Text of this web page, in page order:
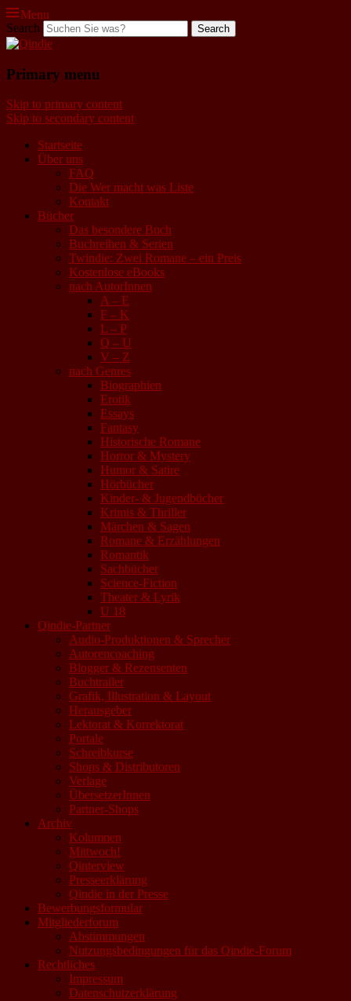
Menu
Qindie
Search
Primary menu
Skip to primary content
Skip to secondary content
Startseite
Über uns
FAQ
Die Wer macht was Liste
Kontakt
Bücher
Das besondere Buch
Buchreihen & Serien
Twindie: Zwei Romane – ein Preis
Kostenlose eBooks
nach AutorInnen
A – E
F – K
L – P
Q – U
V – Z
nach Genres
Biographien
Erotik
Essays
Fantasy
Historische Romane
Horror & Mystery
Humor & Satire
Hörbücher
Kinder- & Jugendbücher
Krimis & Thriller
Märchen & Sagen
Romane & Erzählungen
Romantik
Sachbücher
Science-Fiction
Theater & Lyrik
U 18
Qindie-Partner
Audio-Produktionen & Sprecher
Autorencoaching
Blogger & Rezensenten
Buchtrailer
Grafik, Illustration & Layout
Herausgeber
Lektorat & Korrektorat
Portale
Schreibkurse
Shops & Distributoren
Verlage
ÜbersetzerInnen
Partner-Shops
Archiv
Kolumnen
Mittwoch!
Qinterview
Presseerklärung
Qindie in der Presse
Bewerbungsformular
Mitgliederforum
Abstimmungen
Nutzungsbedingungen für das Qindie-Forum
Rechtliches
Impressum
Datenschutzerklärung